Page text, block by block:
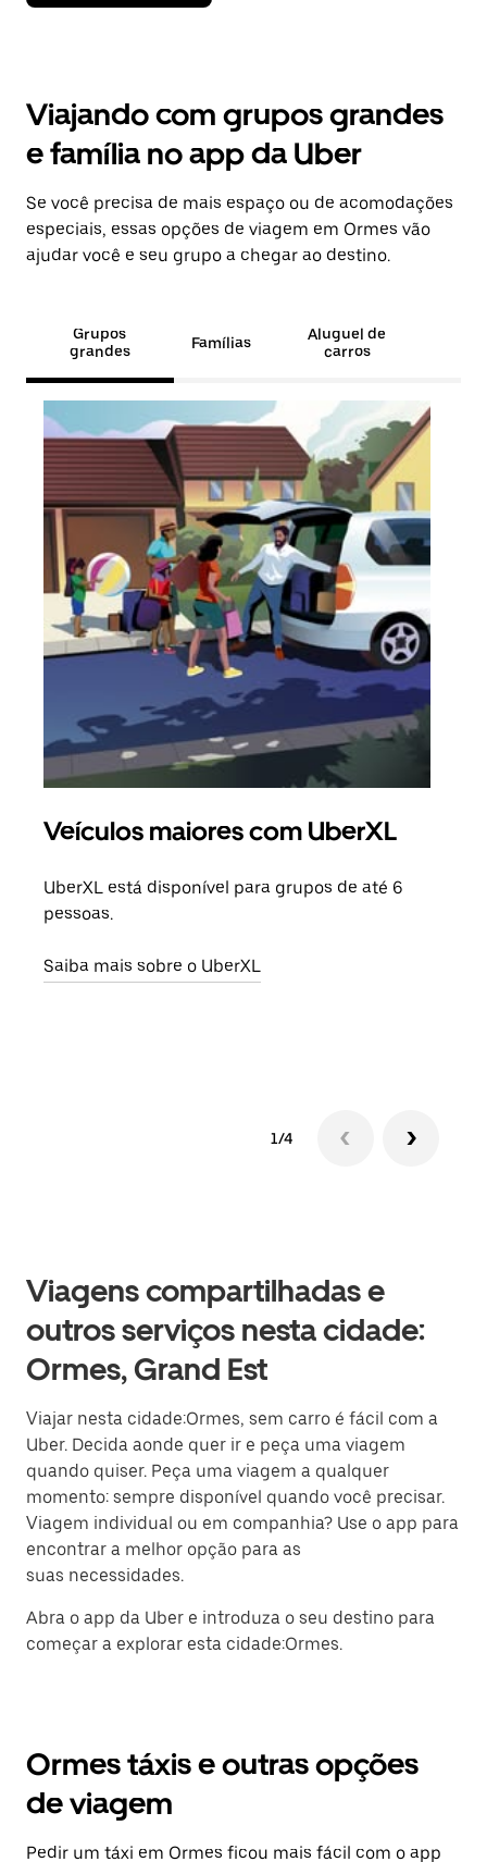
Viajando com grupos grandes
e família no app da Uber
Se você precisa de mais espaço ou de acomodações
especiais, essas opções de viagem em Ormes vão
ajudar você e seu grupo a chegar ao destino.
Grupos
grandes
Famílias
Aluguel de
carros
Veículos maiores com UberXL
UberXL está disponível para grupos de até 6
pessoas.
Saiba mais sobre o UberXL
1/4
Viagens compartilhadas e
outros serviços nesta cidade:
Ormes, Grand Est
Viajar nesta cidade:Ormes, sem carro é fácil com a
Uber. Decida aonde quer ir e peça uma viagem
quando quiser. Peça uma viagem a qualquer
momento: sempre disponível quando você precisar.
Viagem individual ou em companhia? Use o app para
encontrar a melhor opção para as
suas necessidades.
Abra o app da Uber e introduza o seu destino para
começar a explorar esta cidade:Ormes.
Ormes táxis e outras opções
de viagem
Pedir um táxi em Ormes ficou mais fácil com o app